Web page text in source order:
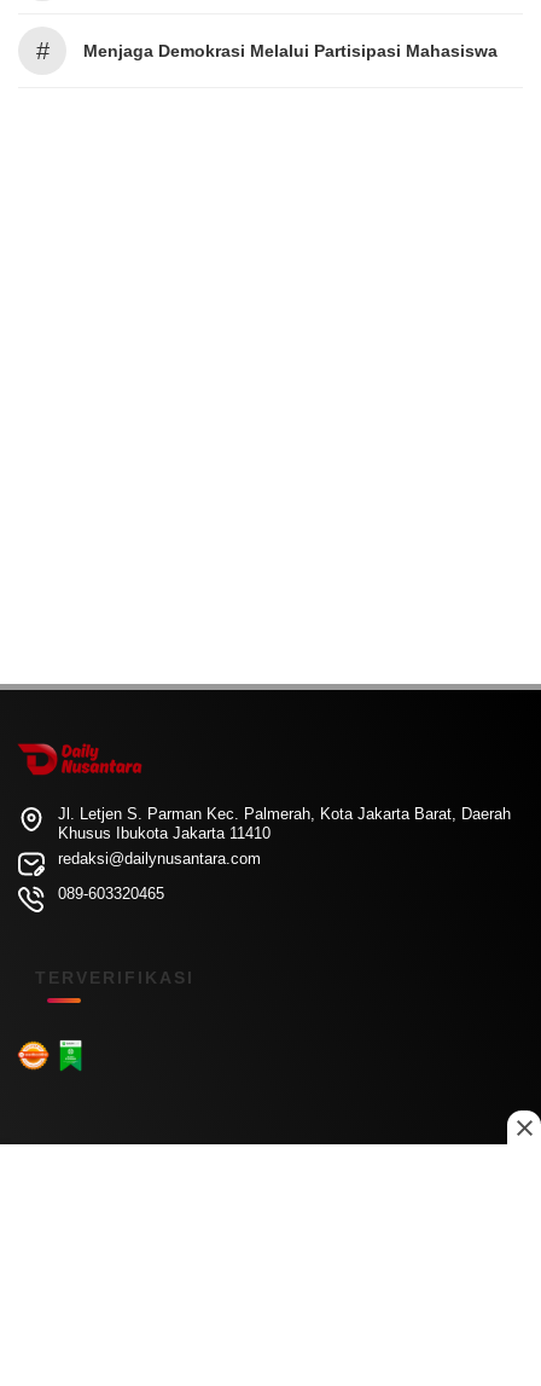
# Menjaga Demokrasi Melalui Partisipasi Mahasiswa
Jl. Letjen S. Parman Kec. Palmerah, Kota Jakarta Barat, Daerah
Khusus Ibukota Jakarta 11410
redaksi@dailynusantara.com
089-603320465
TERVERIFIKASI